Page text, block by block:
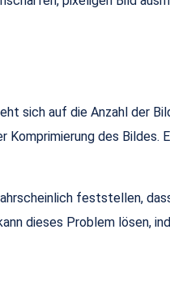
sich auf die Anzahl der
des Bildes.
feststellen,
dieses Problem lösen,